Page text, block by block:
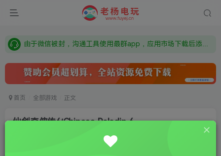
需要什么游戏请联系客服，若链接失效请联系客服，百度网盘边上的激活码也是解压密码
由于微信被封，沟通工具使用最群app，应用市场下载后添加好友：Y9FA49 以后用最群交流解决问题。不再使用微信！
首页 全部游戏 正文
仙剑奇侠传6/Chinese Paladin 6